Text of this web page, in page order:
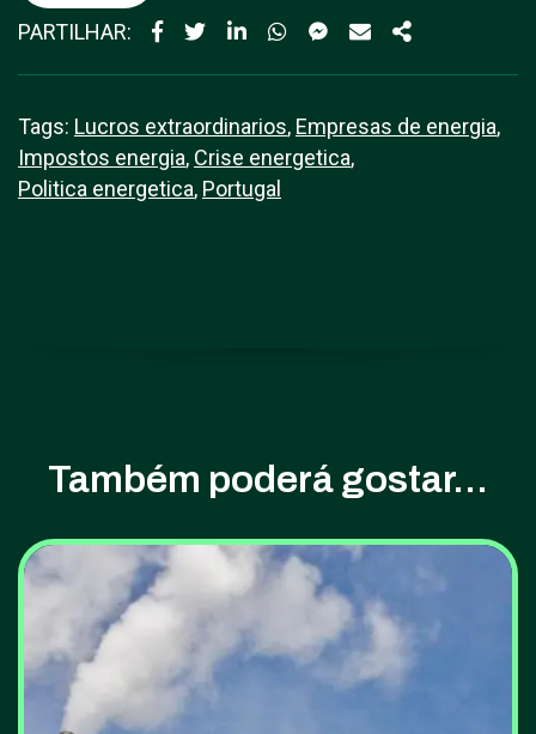
PARTILHAR:
Tags: Lucros extraordinarios, Empresas de energia,
Impostos energia, Crise energetica,
Politica energetica, Portugal
Também poderá gostar...